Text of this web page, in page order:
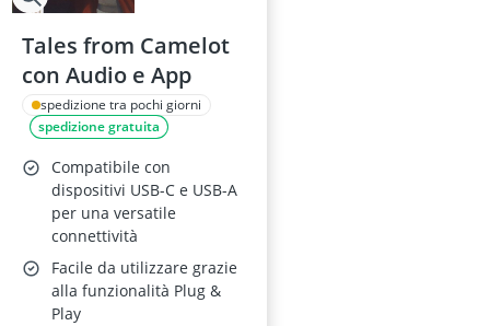
Tales from Camelot
con Audio e App
spedizione tra pochi giorni
spedizione gratuita
Compatibile con
dispositivi USB-C e USB-A
per una versatile
connettività
Facile da utilizzare grazie
alla funzionalità Plug &
Play